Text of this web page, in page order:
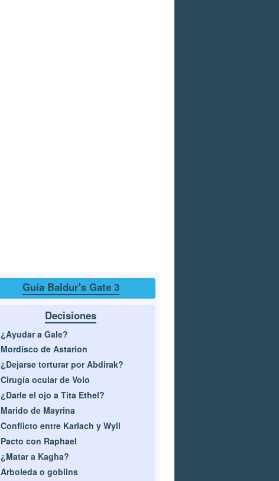
Guía Baldur's Gate 3
Decisiones
¿Ayudar a Gale?
Mordisco de Astarion
¿Dejarse torturar por Abdirak?
Cirugía ocular de Volo
¿Darle el ojo a Tita Ethel?
Marido de Mayrina
Conflicto entre Karlach y Wyll
Pacto con Raphael
¿Matar a Kagha?
Arboleda o goblins